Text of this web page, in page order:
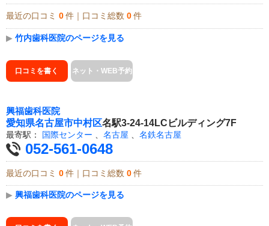
最近の口コミ 0 件｜口コミ総数 0 件
▶ 竹内歯科医院のページを見る
口コミを書く ネット・WEB予約
興福歯科医院
愛知県名古屋市中村区名駅3-24-14LCビルディング7F
最寄駅： 国際センター 名古屋 名鉄名古屋
052-561-0648
最近の口コミ 0 件｜口コミ総数 0 件
▶ 興福歯科医院のページを見る